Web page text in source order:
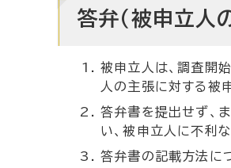
答弁（被申立人
被申立人は、調査開
人の主張に対する被
答弁書を提出せず、
い、被申立人に不利
答弁書の記載方法に